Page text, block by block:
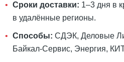
Сроки доставки: 1–3 дня в
в удалённые регионы.
Способы: СДЭК, Деловые
Байкал-Сервис, Энергия,